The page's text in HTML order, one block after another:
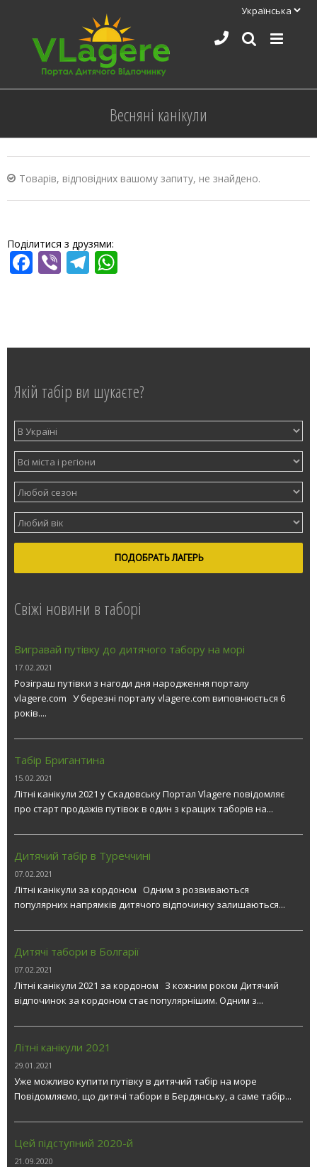
content
Весняні канікули
Товарів, відповідних вашому запиту, не знайдено.
Поділитися з друзями:
Facebook
ViberTelegram
Якій табір ви шукаєте?
ПОДОБРАТЬ ЛАГЕРЬ
Свіжі новини в таборі
Вигравай путівку до дитячого табору на морі
17.02.2021
Розіграш путівки з нагоди дня народження порталу
vlagere.com У березні порталу vlagere.com виповнюється 6
років....
Табір Бригантина
15.02.2021
Літні канікули 2021 у Скадовську Портал Vlagere повідомляє
про старт продажів путівок в один з кращих таборів на...
Дитячий табір в Туреччині
07.02.2021
Літні канікули за кордоном Одним з розвиваються
популярних напрямків дитячого відпочинку залишаються...
Дитячі табори в Болгарії
07.02.2021
Літні канікули 2021 за кордоном З кожним роком Дитячий
відпочинок за кордоном стає популярнішим. Одним з...
Літні канікули 2021
29.01.2021
Уже можливо купити путівку в дитячий табір на море
Повідомляємо, що дитячі табори в Бердянську, а саме табір...
Цей підступний 2020-й
21.09.2020